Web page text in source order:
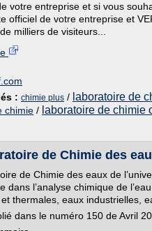
votre entreprise et si vous
officiel de votre entreprise et
milliers de visiteurs...
: chimie plus / laboratoire de
chimie / laboratoire de chimie
de Chimie des
de Chimie des eaux de
dans l’analyse chimique de
thermales, eaux industrielles,
dans le numéro 150 de Avril